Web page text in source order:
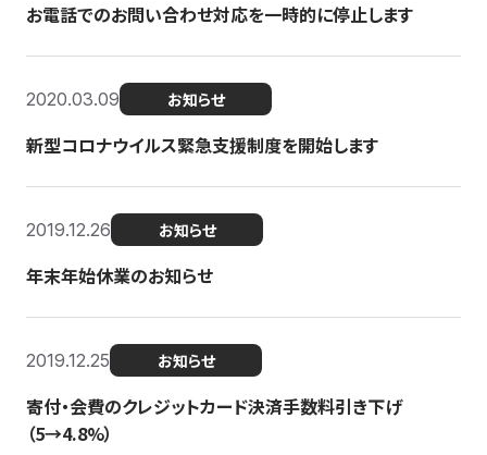
お電話でのお問い合わせ対応を一時的に停止します
2020.03.09 お知らせ
新型コロナウイルス緊急支援制度を開始します
2019.12.26 お知らせ
年末年始休業のお知らせ
2019.12.25 お知らせ
寄付・会費のクレジットカード決済手数料引き下げ
（5→4.8%）